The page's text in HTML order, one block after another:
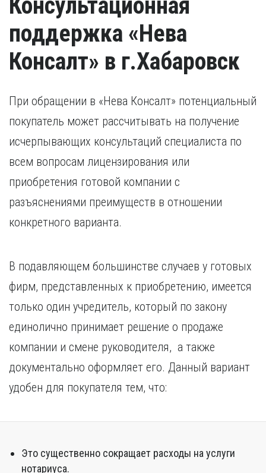
Консультационная
поддержка «Нева
Консалт» в г.Хабаровск
При обращении в «Нева Консалт» потенциальный
покупатель может рассчитывать на получение
исчерпывающих консультаций специалиста по
всем вопросам лицензирования или
приобретения готовой компании с
разъяснениями преимуществ в отношении
конкретного варианта.
В подавляющем большинстве случаев у готовых
фирм, представленных к приобретению, имеется
только один учредитель, который по закону
единолично принимает решение о продаже
компании и смене руководителя, а также
документально оформляет его. Данный вариант
удобен для покупателя тем, что:
Это существенно сокращает расходы на услуги
нотариуса.